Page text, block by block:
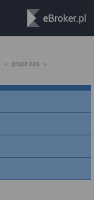
» grupa bps »